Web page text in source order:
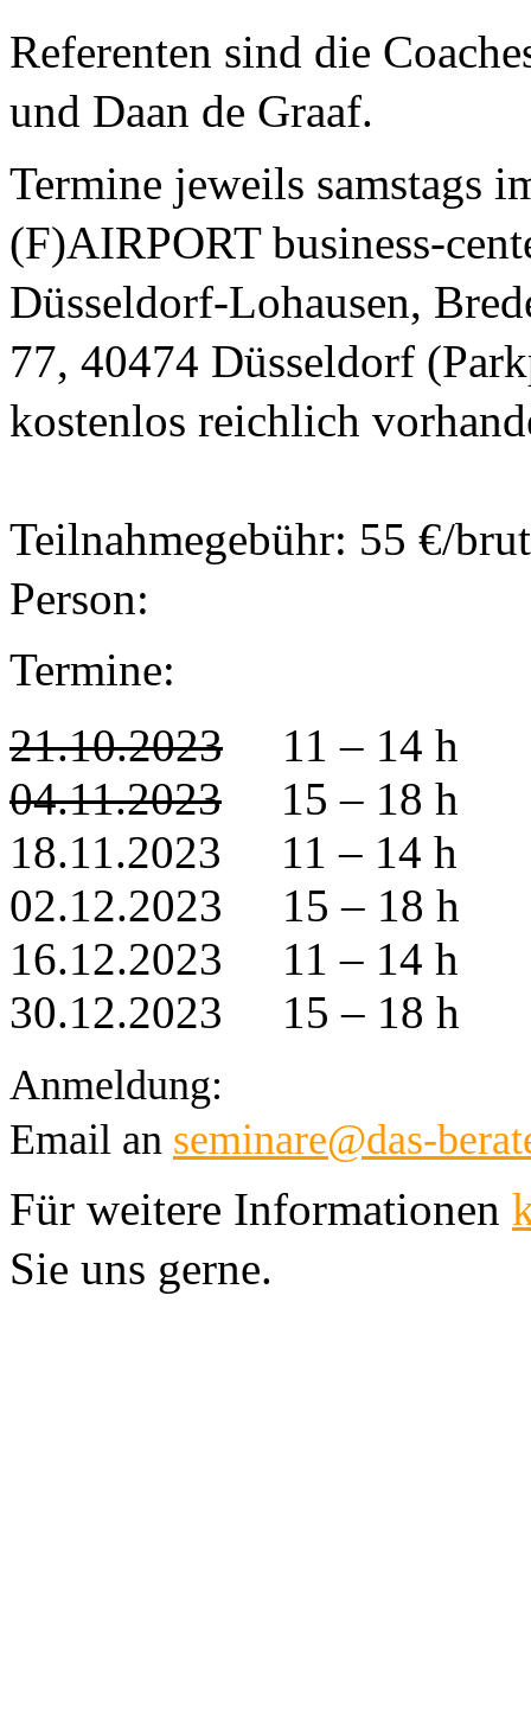
Referenten sind die
und Daan de Graaf.
Termine jeweils samstags
(F)AIRPORT business-
Düsseldorf-Lohausen,
77, 40474 Düsseldorf
kostenlos reichlich
Teilnahmegebühr: 55 €/
Person:
Termine:
21.10.2023
11 – 14 h
04.11.2023
15 – 18 h
18.11.2023 11 – 14 h
02.12.2023 15 – 18 h
16.12.2023 11 – 14 h
30.12.2023 15 – 18 h
Anmeldung:
Email an seminare@das-
Für weitere Informationen
Sie uns gerne.